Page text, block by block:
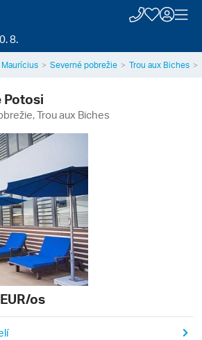
8.
Maurícius Severné pobrežie Trou aux Biches
Potosi
Trou aux Biches
EUR/os